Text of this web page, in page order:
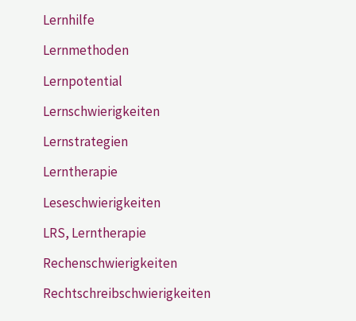
Lernhilfe
Lernmethoden
Lernpotential
Lernschwierigkeiten
Lernstrategien
Lerntherapie
Leseschwierigkeiten
LRS, Lerntherapie
Rechenschwierigkeiten
Rechtschreibschwierigkeiten